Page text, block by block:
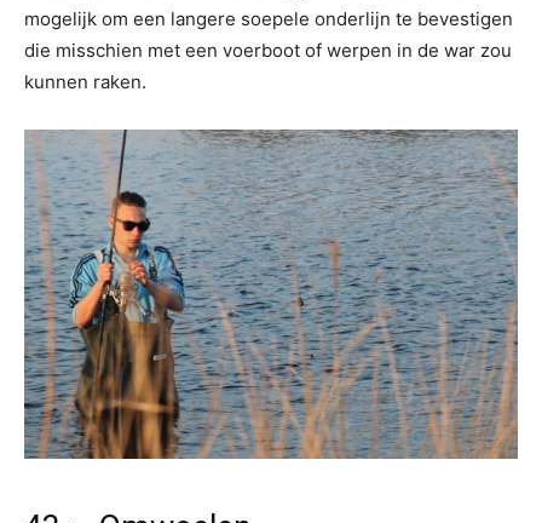
mogelijk om een langere soepele onderlijn te bevestigen
die misschien met een voerboot of werpen in de war zou
kunnen raken.